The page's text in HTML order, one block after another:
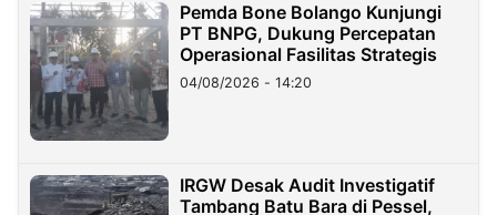
Pemda Bone Bolango Kunjungi
PT BNPG, Dukung Percepatan
Operasional Fasilitas Strategis
04/08/2026 - 14:20
IRGW Desak Audit Investigatif
Tambang Batu Bara di Pessel,